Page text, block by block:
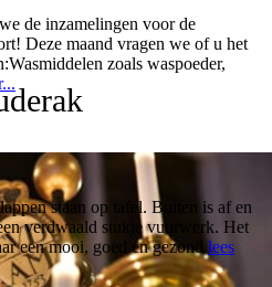
de inzamelingen voor de
Deze maand vragen we of u het
zoals waspoeder,
staan op tafel. Buiten is af en
verdwaald stukje vuurwerk. Het
een mooi, goed en gezond lees